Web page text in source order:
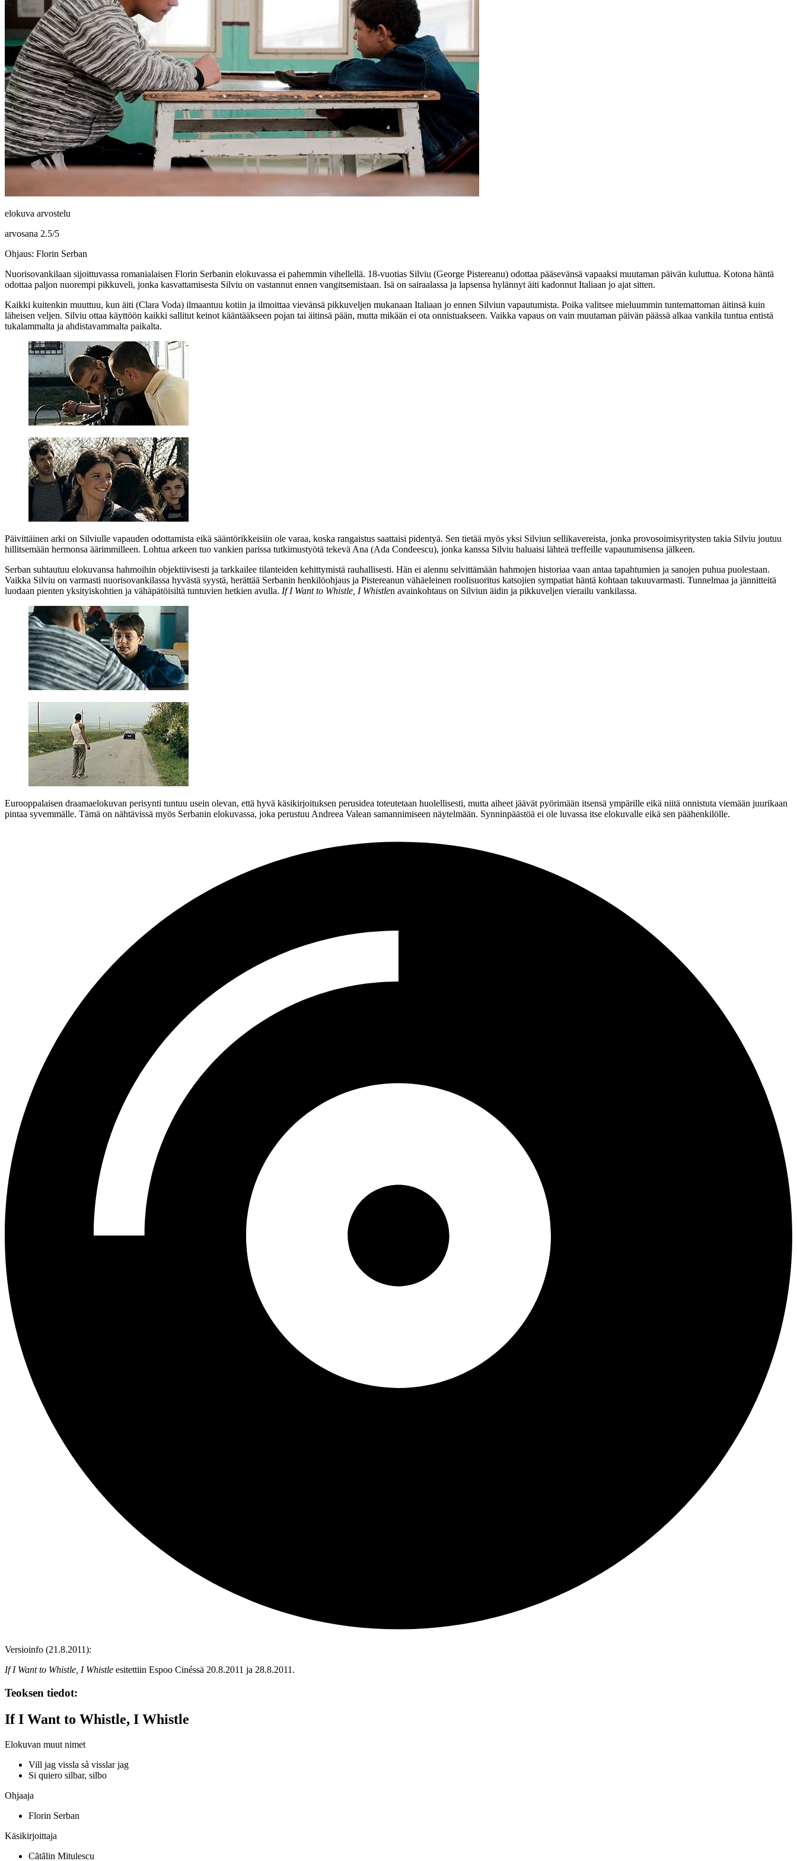
elokuva arvostelu
arvosana 2.5/5
Ohjaus: Florin Serban
Nuorisovankilaan sijoittuvassa romanialaisen Florin Serbanin elokuvassa ei pahemmin vihellellä. 18‑vuotias Silviu (George Pistereanu) odottaa pääsevänsä vapaaksi muutaman päivän kuluttua. Kotona häntä
odottaa paljon nuorempi pikkuveli, jonka kasvattamisesta Silviu on vastannut ennen vangitsemistaan. Isä on sairaalassa ja lapsensa hylännyt äiti kadonnut Italiaan jo ajat sitten.
Kaikki kuitenkin muuttuu, kun äiti (Clara Voda) ilmaantuu kotiin ja ilmoittaa vievänsä pikkuveljen mukanaan Italiaan jo ennen Silviun vapautumista. Poika valitsee mieluummin tuntemattoman äitinsä kuin
läheisen veljen. Silviu ottaa käyttöön kaikki sallitut keinot kääntääkseen pojan tai äitinsä pään, mutta mikään ei ota onnistuakseen. Vaikka vapaus on vain muutaman päivän päässä alkaa vankila tuntua entistä
tukalammalta ja ahdistavammalta paikalta.
Päivittäinen arki on Silviulle vapauden odottamista eikä sääntörikkeisiin ole varaa, koska rangaistus saattaisi pidentyä. Sen tietää myös yksi Silviun sellikavereista, jonka provosoimisyritysten takia Silviu joutuu
hillitsemään hermonsa äärimmilleen. Lohtua arkeen tuo vankien parissa tutkimustyötä tekevä Ana (Ada Condeescu), jonka kanssa Silviu haluaisi lähteä treffeille vapautumisensa jälkeen.
Serban suhtautuu elokuvansa hahmoihin objektiivisesti ja tarkkailee tilanteiden kehittymistä rauhallisesti. Hän ei alennu selvittämään hahmojen historiaa vaan antaa tapahtumien ja sanojen puhua puolestaan.
Vaikka Silviu on varmasti nuorisovankilassa hyvästä syystä, herättää Serbanin henkilöohjaus ja Pistereanun vähäeleinen roolisuoritus katsojien sympatiat häntä kohtaan takuuvarmasti. Tunnelmaa ja jännitteitä
luodaan pienten yksityiskohtien ja vähäpätöisiltä tuntuvien hetkien avulla. If I Want to Whistle, I Whistlen avainkohtaus on Silviun äidin ja pikkuveljen vierailu vankilassa.
Eurooppalaisen draamaelokuvan perisynti tuntuu usein olevan, että hyvä käsikirjoituksen perusidea toteutetaan huolellisesti, mutta aiheet jäävät pyörimään itsensä ympärille eikä niitä onnistuta viemään juurikaan
pintaa syvemmälle. Tämä on nähtävissä myös Serbanin elokuvassa, joka perustuu Andreea Valean samannimiseen näytelmään. Synninpäästöä ei ole luvassa itse elokuvalle eikä sen päähenkilölle.
Versioinfo (21.8.2011):
If I Want to Whistle, I Whistle esitettiin Espoo Cinéssä 20.8.2011 ja 28.8.2011.
Teoksen tiedot:
If I Want to Whistle, I Whistle
Elokuvan muut nimet
Vill jag vissla så visslar jag
Si quiero silbar, silbo
Ohjaaja
Florin Serban
Käsikirjoittaja
Cãtãlin Mitulescu